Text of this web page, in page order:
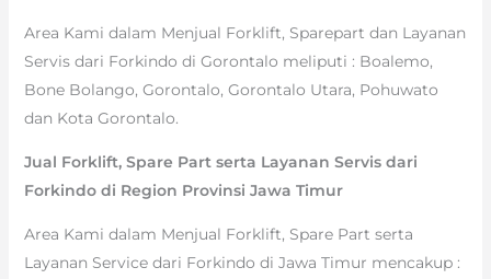
Area Kami dalam Menjual Forklift, Sparepart dan Layanan
Servis dari Forkindo di Gorontalo meliputi : Boalemo,
Bone Bolango, Gorontalo, Gorontalo Utara, Pohuwato
dan Kota Gorontalo.
Jual Forklift, Spare Part serta Layanan Servis dari
Forkindo di Region Provinsi Jawa Timur
Area Kami dalam Menjual Forklift, Spare Part serta
Layanan Service dari Forkindo di Jawa Timur mencakup :